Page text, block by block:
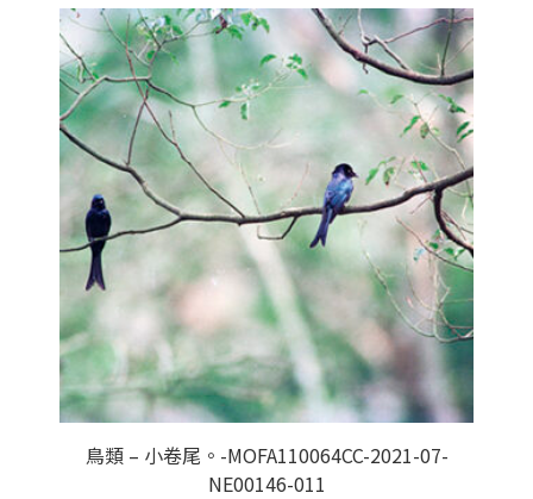
鳥類 – 小卷尾。-MOFA110064CC-2021-07-
NE00146-011